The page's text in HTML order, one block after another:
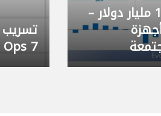
نسبة مشاهدة Summer Game Fest